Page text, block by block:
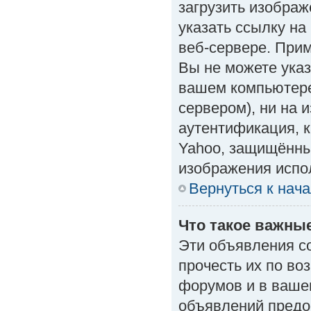
загрузить
указать ссылку
веб-сервере.
Вы не можете
вашем
сервером), ни на
аутентификация,
Yahoo,
изображения
Вернуться к
Что такое
Эти объявления
прочесть их по
форумов и в
объявлений